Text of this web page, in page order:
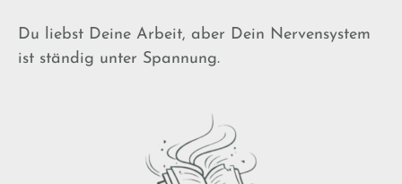
Du liebst Deine Arbeit, aber Dein Nervensystem
ist ständig unter Spannung.